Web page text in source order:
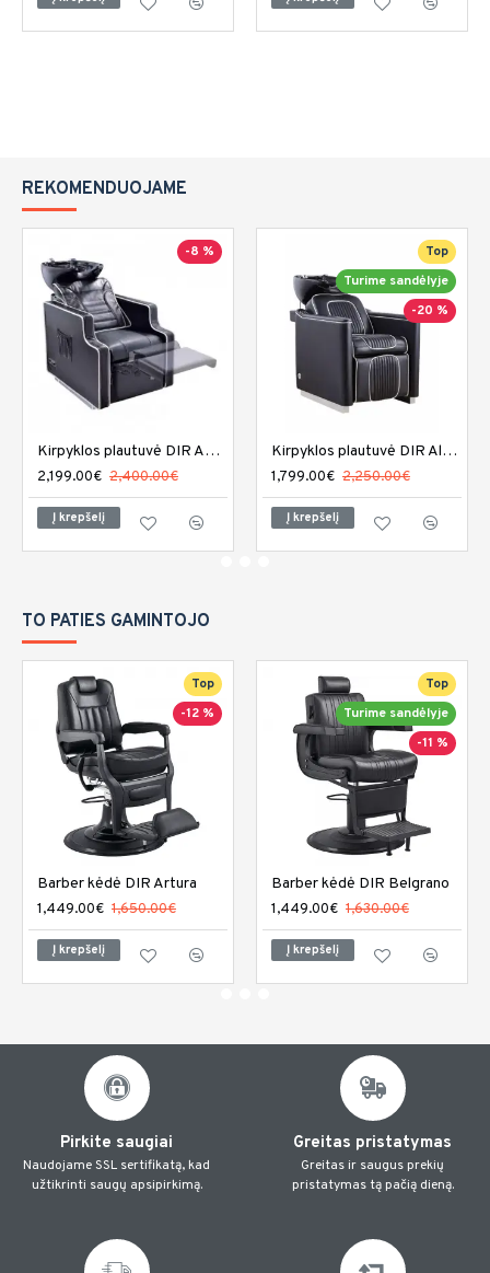
REKOMENDUOJAME
-8 %
Kirpyklos plautuvė DIR Adriano
2,199.00€ 2,400.00€
Į krepšelį
Top
Turime sandėlyje
-20 %
Kirpyklos plautuvė DIR Alpine
1,799.00€ 2,250.00€
Į krepšelį
TO PATIES GAMINTOJO
Top
-12 %
Barber kėdė DIR Artura
1,449.00€ 1,650.00€
Į krepšelį
Top
Turime sandėlyje
-11 %
Barber kėdė DIR Belgrano
1,449.00€ 1,630.00€
Į krepšelį
Pirkite saugiai
Naudojame SSL sertifikatą, kad
užtikrinti saugų apsipirkimą.
Greitas pristatymas
Greitas ir saugus prekių
pristatymas tą pačią dieną.